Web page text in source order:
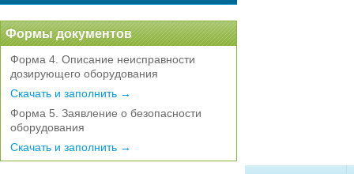
Формы документов
Форма 4. Описание неисправности
дозирующего оборудования
Скачать и заполнить →
Форма 5. Заявление о безопасности
оборудования
Скачать и заполнить →